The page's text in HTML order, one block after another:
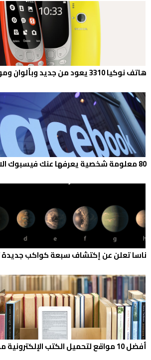
هاتف نوكيا 3310 يعود من جديد وبألوان ومواصفات جديدة
80 معلومة شخصية يعرفها عنك فيسبوك الان
ناسا تعلن عن إكتشاف سبعة كواكب جديدة
أفضل 10 مواقع لتحميل الكتب الإلكترونية مجانا - جـ1